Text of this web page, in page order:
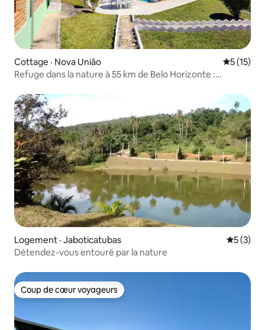
Cottage · Nova União Note
5 (15)
Refuge dans la nature à 55 km de Belo Horizonte :
Logement · Jaboticatubas Note
5 (3)
Détendez-vous entouré par la nature
Coup de cœur voyageurs
Coup de cœur voyageurs